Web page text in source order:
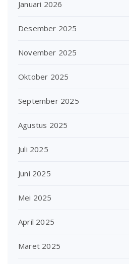
Januari 2026
Desember 2025
November 2025
Oktober 2025
September 2025
Agustus 2025
Juli 2025
Juni 2025
Mei 2025
April 2025
Maret 2025